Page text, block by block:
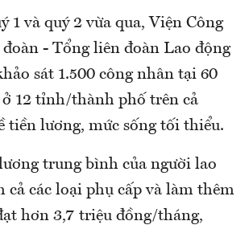
1 và quý 2 vừa qua, Viện Công
- Tổng liên đoàn Lao động
sát 1.500 công nhân tại 60
12 tỉnh/thành phố trên cả
tiền lương, mức sống tối thiểu.
trung bình của người lao
cả các loại phụ cấp và làm thêm
hơn 3,7 triệu đồng/tháng,